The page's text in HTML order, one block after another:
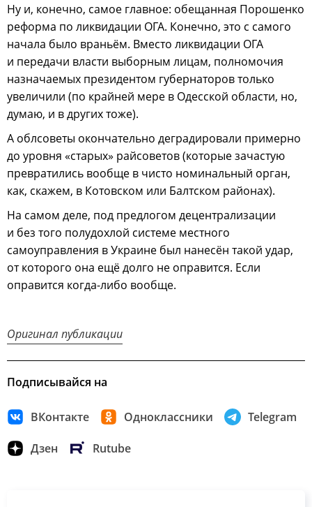
Ну и, конечно, самое главное: обещанная Порошенко
реформа по ликвидации ОГА. Конечно, это с самого
начала было враньём. Вместо ликвидации ОГА
и передачи власти выборным лицам, полномочия
назначаемых президентом губернаторов только
увеличили (по крайней мере в Одесской области, но,
думаю, и в других тоже).
А облсоветы окончательно деградировали примерно
до уровня «старых» райсоветов (которые зачастую
превратились вообще в чисто номинальный орган,
как, скажем, в Котовском или Балтском районах).
На самом деле, под предлогом децентрализации
и без того полудохлой системе местного
самоуправления в Украине был нанесён такой удар,
от которого она ещё долго не оправится. Если
оправится когда-либо вообще.
Оригинал публикации
Подписывайся на
ВКонтакте Одноклассники Telegram
Дзен Rutube